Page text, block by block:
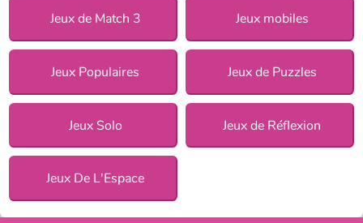
Jeux de Match 3 Jeux mobiles
Jeux Populaires Jeux de Puzzles
Jeux Solo Jeux de Réflexion
Jeux De L'Espace